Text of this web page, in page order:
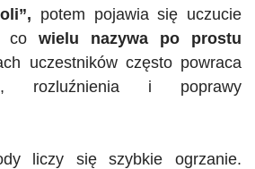
potem pojawia się uczucie
co wielu nazywa po prostu
uczestników często powraca
rozluźnienia i poprawy
liczy się szybkie ogrzanie.